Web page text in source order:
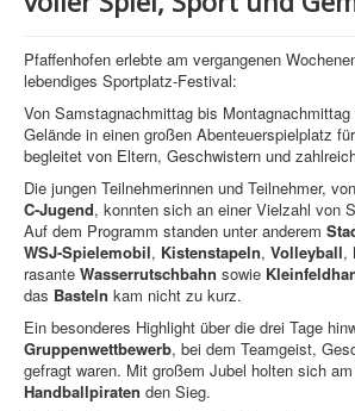
Pfaffenhofen erlebte am vergangenen
lebendiges Sportplatz‑Festival:
Von Samstagnachmittag bis
Gelände in einen großen Abenteuerspielplatz
begleitet von Eltern, Geschwistern und
Die jungen Teilnehmerinnen und Teilnehmer,
C‑Jugend, konnten sich an einer Vielzahl von
Auf dem Programm standen unter anderem
WSJ‑Spielemobil, Kistenstapeln, Volleyball,
rasante Wasserrutschbahn sowie
das Basteln kam nicht zu kurz.
Ein besonderes Highlight über die drei Tage
Gruppenwettbewerb, bei dem Teamgeist,
gefragt waren. Mit großem Jubel holten sich
Handballpiraten den Sieg.